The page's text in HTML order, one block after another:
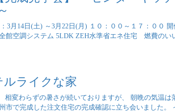
月14日(土) ～3月22日(月) １０：００～１７：００
館空調システム 5LDK ZEH水準省エネ住宅 燃費の
ライクな家
変わらずの暑さが続いておりますが、 朝晩の気温は
市で完成した注文住宅の完成確認に立ち会いました。